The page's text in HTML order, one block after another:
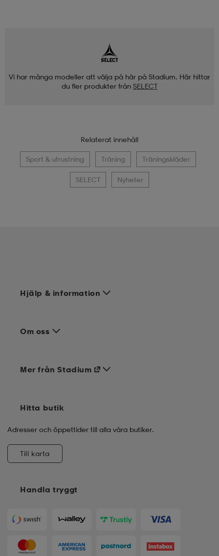
Vi har många modeller att välja på här på Stadium. Här hittar
du fler produkter från SELECT
Relaterat innehåll
Sport & utrustning Träning Träningskläder
SELECT Nyheter
Hjälp & information
Om oss
Handla tryggt
Mer från Stadium
Hitta butik
Adresser och öppettider till alla våra butiker.
Till karta